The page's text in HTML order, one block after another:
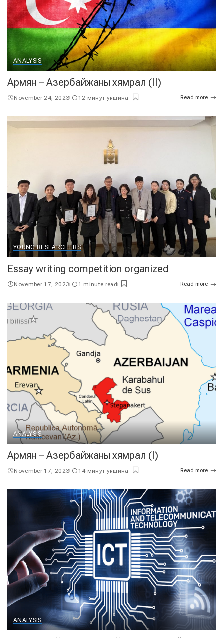
ANALYSIS
Армян – Азербайжаны хямрал (II)
November 24, 2023 12 минут уншина Read more
YOUNG RESEARCHERS
Essay writing competition organized
November 17, 2023 1 minute read Read more
ANALYSIS
Армян – Азербайжаны хямрал (I)
November 17, 2023 14 минут уншина Read more
ANALYSIS